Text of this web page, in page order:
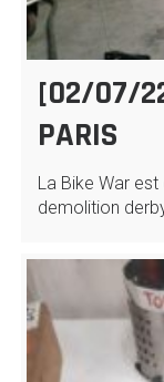
[02/07/
PARIS
La Bike War est
demolition